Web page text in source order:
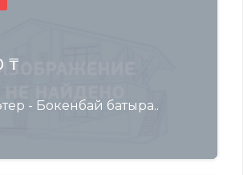
₸
- Бокенбай батыра..